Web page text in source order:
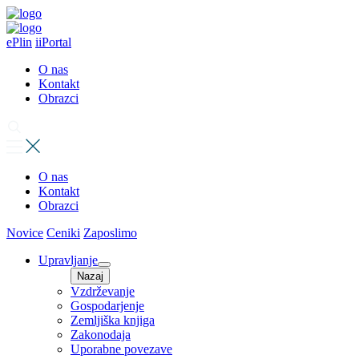
ePlin iiPortal
O nas
Kontakt
Obrazci
O nas
Kontakt
Obrazci
Novice Ceniki Zaposlimo
Upravljanje
Nazaj
Vzdrževanje
Gospodarjenje
Zemljiška knjiga
Zakonodaja
Uporabne povezave